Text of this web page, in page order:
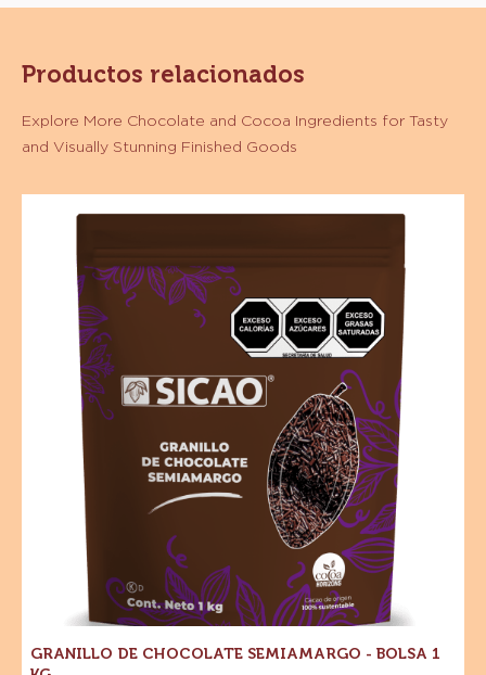
Productos relacionados
Explore More Chocolate and Cocoa Ingredients for Tasty
and Visually Stunning Finished Goods
GRANILLO DE CHOCOLATE SEMIAMARGO - BOLSA 1
Chocolate
Semiamargo